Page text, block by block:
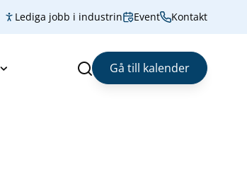
Lediga jobb i industrin Event Kontakt
Sök Gå till kalender